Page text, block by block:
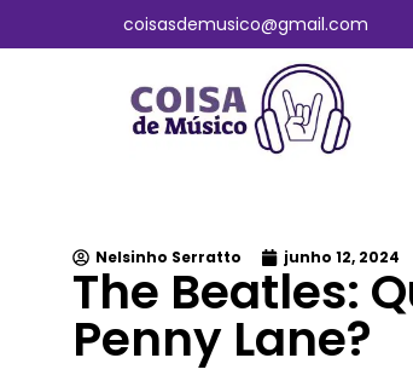
coisasdemusico@gmail.com
Nelsinho Serratto junho 12, 2024
The Beatles:
Penny Lane?